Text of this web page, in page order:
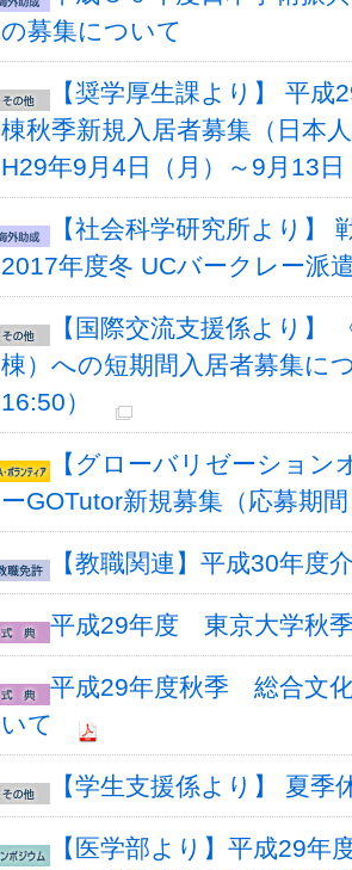
の募集について
【奨学厚生課より】 平
棟秋季新規入居者募集（日本
H29年9月4日（月）～9月13日
【社会科学研究所より】
2017年度冬 UCバークレー
【国際交流支援係より】
棟）への短期間入居者募集に
16:50）
【グローバリゼーショ
ーGOTutor新規募集（応募期
【教職関連】平成30年度
平成29年度 東京大学秋
平成29年度秋季 総合文
いて
【学生支援係より】 夏季
【医学部より】平成29年